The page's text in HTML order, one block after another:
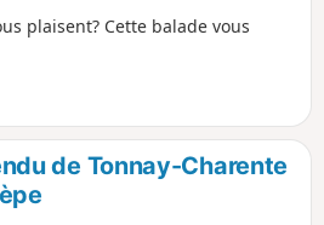
plaisent? Cette balade vous
de Tonnay-Charente